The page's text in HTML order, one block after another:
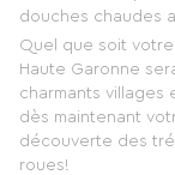
douches chaudes
Quel que soit
Haute Garonne
charmants villages
dès maintenant
découverte des
roues!